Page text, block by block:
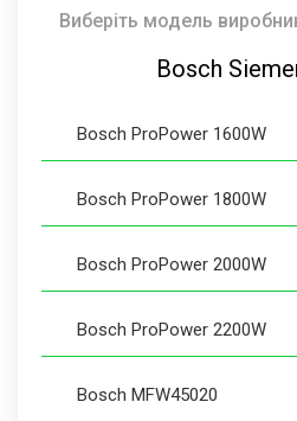
Виберіть модель
Bosch
Bosch ProPower 1600W
Bosch ProPower 1800W
Bosch ProPower 2000W
Bosch ProPower 2200W
Bosch MFW45020